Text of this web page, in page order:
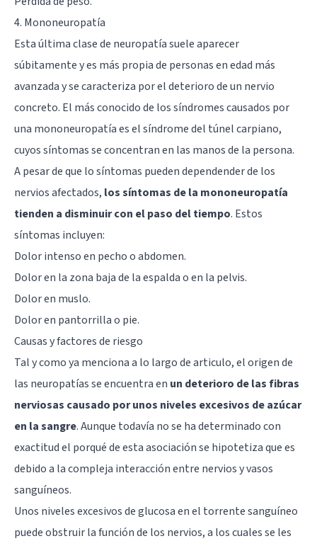
4. Mononeuropatía
Esta última clase de neuropatía suele aparecer
súbitamente y es más propia de personas en edad más
avanzada y se caracteriza por el deterioro de un nervio
concreto. El más conocido de los síndromes causados por
una mononeuropatía es el síndrome del túnel carpiano,
cuyos síntomas se concentran en las manos de la persona.
A pesar de que lo síntomas pueden dependender de los
nervios afectados, los síntomas de la mononeuropatía
tienden a disminuir con el paso del tiempo. Estos
síntomas incluyen:
Dolor intenso en pecho o abdomen.
Dolor en la zona baja de la espalda o en la pelvis.
Dolor en muslo.
Dolor en pantorrilla o pie.
Causas y factores de riesgo
Tal y como ya menciona a lo largo de articulo, el origen de
las neuropatías se encuentra en un deterioro de las fibras
nerviosas causado por unos niveles excesivos de azúcar
en la sangre. Aunque todavía no se ha determinado con
exactitud el porqué de esta asociación se hipotetiza que es
debido a la compleja interacción entre nervios y vasos
sanguíneos.
Unos niveles excesivos de glucosa en el torrente sanguíneo
puede obstruir la función de los nervios, a los cuales se les